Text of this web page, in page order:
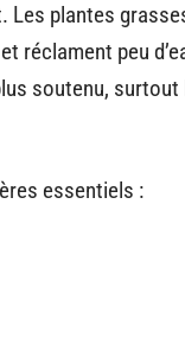
Les plantes
réclament peu
soutenu,
essentiels :